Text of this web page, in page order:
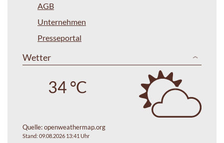
AGB
Unternehmen
Presseportal
Wetter
34 °C
Quelle:openweathermap.org
Stand: 09.08.2026 13:41 Uhr